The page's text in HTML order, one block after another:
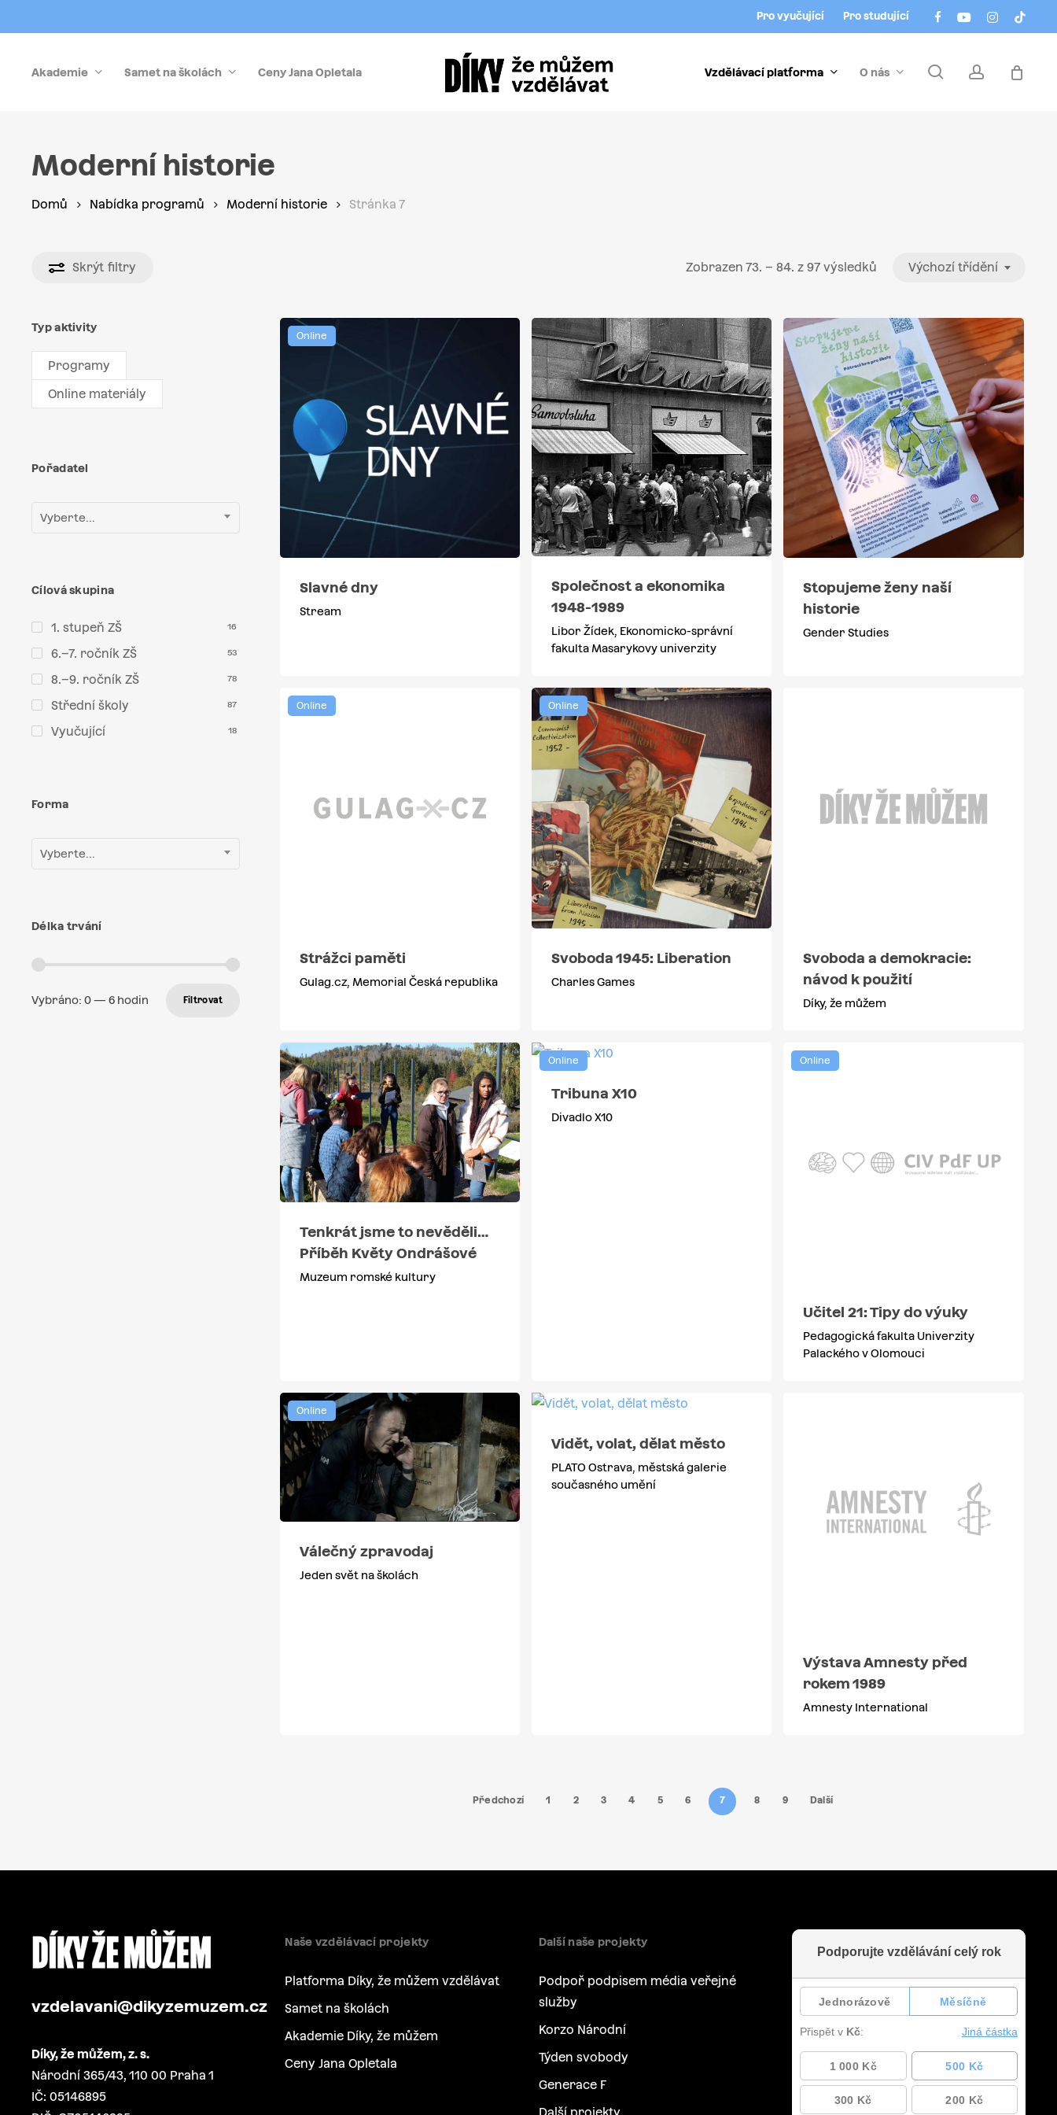
to
content
facebookyoutubeinstagram
tiktok
Pro vyučující Pro studující
Akademie Samet na školách Ceny Jana Opletala Vzdělávací platforma O nás searchaccount
Moderní historie
Domů Nabídka programů Moderní historie Stránka 7
Skrýt filtry Zobrazen 73. – 84. z 97 výsledků Výchozí třídění
Typ aktivity
Programy
Online materiály
Pořadatel
Vyberte...
Cílová skupina
1. stupeň ZŠ 16
6.–7. ročník ZŠ 53
8.–9. ročník ZŠ 78
Střední školy 87
Vyučující 18
Forma
Vyberte...
Délka trvání
Vybráno: 0— 6 hodin Filtrovat
Online
Slavné dny
Stream
Společnost a ekonomika
1948-1989
Libor Žídek, Ekonomicko-správní
fakulta Masarykovy univerzity
Stopujeme ženy naší
historie
Gender Studies
Online
Strážci paměti
Gulag.cz, Memorial Česká republika
Online
Svoboda 1945: Liberation
Charles Games
Svoboda a demokracie:
návod k použití
Díky, že můžem
Tenkrát jsme to nevěděli…
Příběh Květy Ondrášové
Muzeum romské kultury
Online
Tribuna X10
Divadlo X10
Online
Učitel 21: Tipy do výuky
Pedagogická fakulta Univerzity
Palackého v Olomouci
Online
Válečný zpravodaj
Jeden svět na školách
Vidět, volat, dělat město
PLATO Ostrava, městská galerie
současného umění
Výstava Amnesty před
rokem 1989
Amnesty International
Předchozí 1 2 3 4 5 6 7 8 9 Další
vzdelavani@dikyzemuzem.cz
Díky, že můžem, z. s.
Národní 365/43, 110 00 Praha 1
IČ: 05146895
Naše vzdělávací projekty
Platforma Díky, že můžem vzdělávat
Samet na školách
Akademie Díky, že můžem
Ceny Jana Opletala
Další naše projekty
Podpoř podpisem média veřejné
služby
Korzo Národní
Týden svobody
Generace F
Další projekty
Menu